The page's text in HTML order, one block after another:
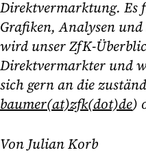
Direktvermarktung. Es
Grafiken, Analysen
wird unser ZfK-
Direktvermarkter und
sich gern an die
baumer(at)zfk(dot)de)
Von Julian Korb